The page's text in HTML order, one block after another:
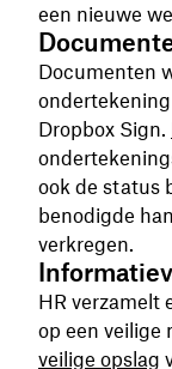
een nieuwe
Documenten
Dropbox Sign.
ook de status
benodigde
verkregen.
HR verzamelt
op een veilige
veilige opslag